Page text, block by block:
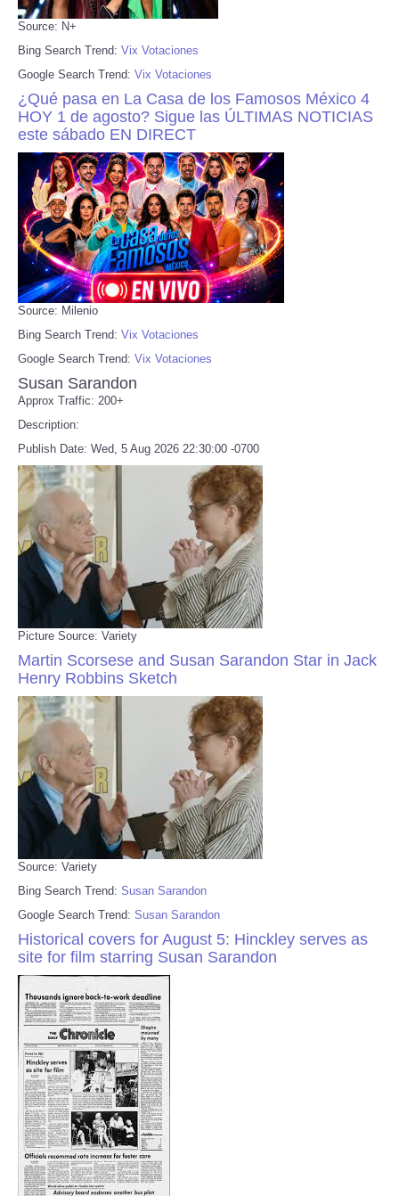
Source: N+
Bing Search Trend: Vix Votaciones
Google Search Trend: Vix Votaciones
¿Qué pasa en La Casa de los Famosos México 4
HOY 1 de agosto? Sigue las ÚLTIMAS NOTICIAS
este sábado EN DIRECT
Source: Milenio
Bing Search Trend: Vix Votaciones
Google Search Trend: Vix Votaciones
Susan Sarandon
Approx Traffic: 200+
Description:
Publish Date: Wed, 5 Aug 2026 22:30:00 -0700
Picture Source: Variety
Martin Scorsese and Susan Sarandon Star in Jack
Henry Robbins Sketch
Source: Variety
Bing Search Trend: Susan Sarandon
Google Search Trend: Susan Sarandon
Historical covers for August 5: Hinckley serves as
site for film starring Susan Sarandon